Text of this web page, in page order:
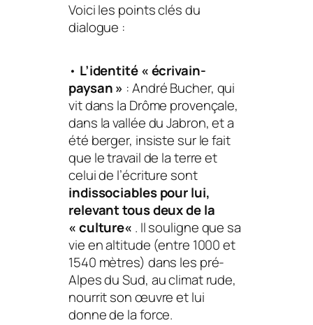
Voici les points clés du
dialogue :
• L’identité « écrivain-
paysan » : André Bucher, qui
vit dans la Drôme provençale,
dans lavallée du Jabron, et a
été berger, insiste sur le fait
que le travail de la terre et
celui de l’écriture sont
indissociables pour lui,
relevant tous deux de la
«culture« . Il souligne que sa
vie en altitude (entre 1000 et
1540 mètres) dans les pré-
Alpes du Sud, au climat rude,
nourrit son œuvre et lui
donne de la force.